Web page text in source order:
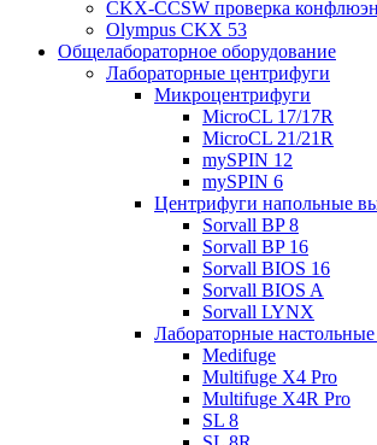
CKX-CCSW проверка
Olympus CKX 53
Общелабораторное оборудование
Лабораторные центрифуги
Микроцентрифуги
MicroCL 17/17R
MicroCL 21/21R
mySPIN 12
mySPIN 6
Центрифуги напольные
Sorvall BP 8
Sorvall BP 16
Sorvall BIOS 16
Sorvall BIOS A
Sorvall LYNX
Лабораторные
Medifuge
Multifuge X4 Pro
Multifuge X4R Pro
SL 8